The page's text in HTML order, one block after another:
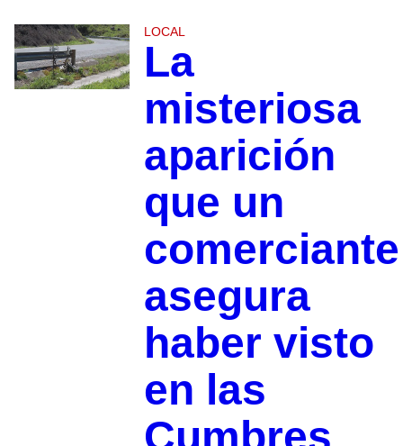
LOCAL
La
misteriosa
aparición
que un
comerciante
asegura
haber visto
en las
Cumbres